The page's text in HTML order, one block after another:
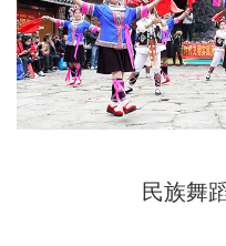
民族舞蹈